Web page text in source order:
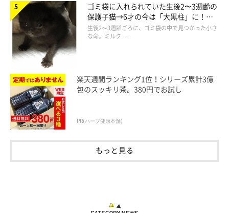
ふうとしらす(@fuu.shii)がシェアした投稿
ゴミ袋に入れられていた生後2〜3週齢の
保護子猫→6才の今は「大黒柱」に！
美しい黒猫に成長した姿にグッとくる
生後2〜3週齢ごろに、ゴミ袋の中で見つかった小さ
な命。ミルク …
楽天週間ランキング1位！シリーズ累計3億
包のスッキリ茶。380円でお試し
PR(ハーブ健康本舗)
もっと見る